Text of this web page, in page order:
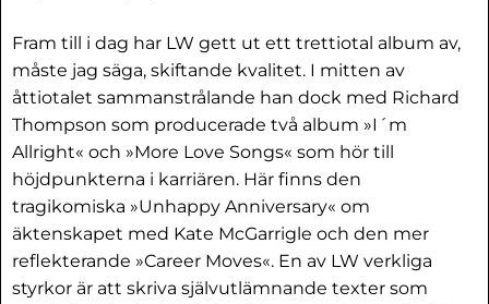
Fram till i dag har LW gett ut ett trettiotal album av,
måste jag säga, skiftande kvalitet. I mitten av
åttiotalet sammanstrålande han dock med Richard
Thompson som producerade två album »I´m
Allright« och »More Love Songs« som hör till
höjdpunkterna i karriären. Här finns den
tragikomiska »Unhappy Anniversary« om
äktenskapet med Kate McGarrigle och den mer
reflekterande »Career Moves«. En av LW verkliga
styrkor är att skriva självutlämnande texter som